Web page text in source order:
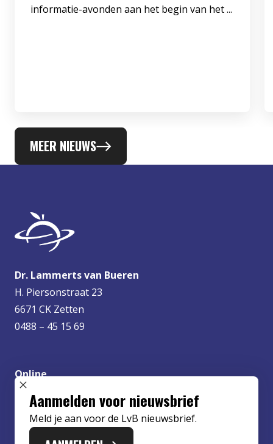
informatie-avonden aan het begin van het ...
MEER NIEUWS
Dr. Lammerts van Bueren
H. Piersonstraat 23
6671 CK Zetten
0488 – 45 15 69
Online
info@lvbueren.nl
SLUIT POPUP
Aanmelden voor nieuwsbrief
Meld je aan voor de LvB nieuwsbrief.